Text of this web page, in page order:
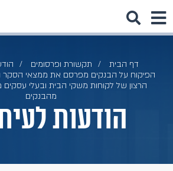
דף הבית תקשורת ופרסומים
הפיקוח על הבנקים מפרסם את ממצאי הסקר
הרצון של לקוחות משקי הבית ובעלי עסקים
מהבנקים
הודעות